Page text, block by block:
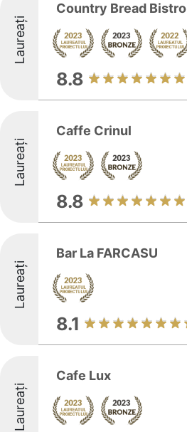
Laureați
Country Bread Bistro
8.8
Laureați
Caffe Crinul
8.8
Laureați
Bar La FARCASU
8.1
Laureați
Cafe Lux